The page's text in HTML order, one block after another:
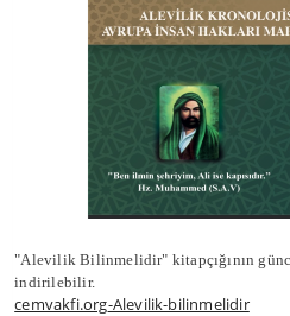
"Alevilik Bilinmelidir" kitapçığının
indirilebilir.
cemvakfi.org-Alevilik-bilinmelidir